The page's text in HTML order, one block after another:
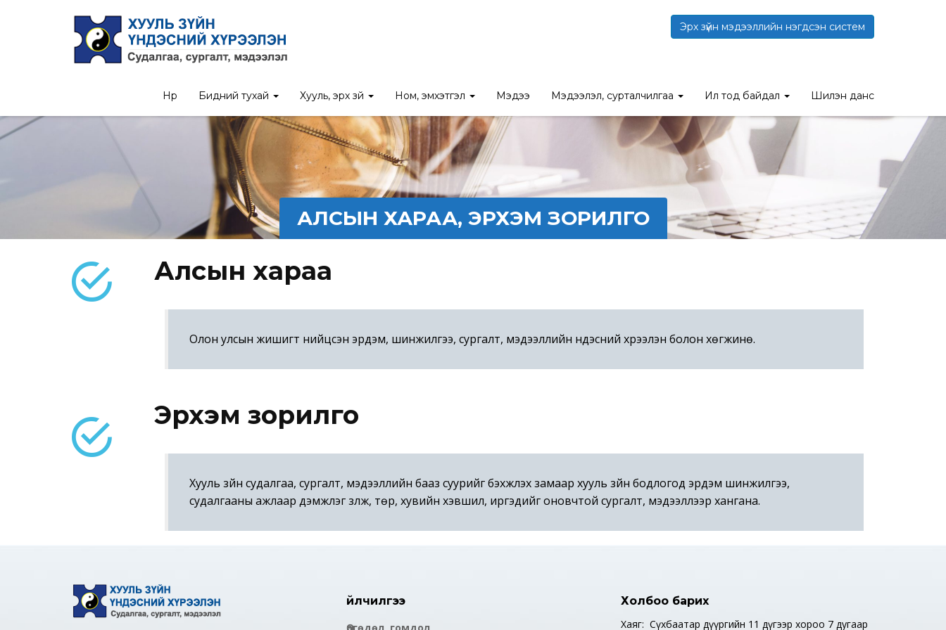
Эрх зүйн мэдээллийн нэгдсэн систем
Нүүр Бидний тухай Хууль, эрх зүй Ном, эмхэтгэл Мэдээ Мэдээлэл, сурталчилгаа Ил тод байдал Шилэн данс
АЛСЫН ХАРАА, ЭРХЭМ ЗОРИЛГО
Алсын хараа
Олон улсын жишигт нийцсэн эрдэм, шинжилгээ, сургалт, мэдээллийн үндэсний хүрээлэн болон хөгжинө.
Эрхэм зорилго
Хууль зүйн судалгаа, сургалт, мэдээллийн бааз суурийг бэхжүүлэх замаар хууль зүйн бодлогод эрдэм шинжилгээ,
судалгааны ажлаар дэмжлэг үзүүлж, төр, хувийн хэвшил, иргэдийг оновчтой сургалт, мэдээллээр хангана.
Үйлчилгээ
Холбоо барих
Хаяг: Сүхбаатар дүүргийн 11 дүгээр хороо 7 дугаар